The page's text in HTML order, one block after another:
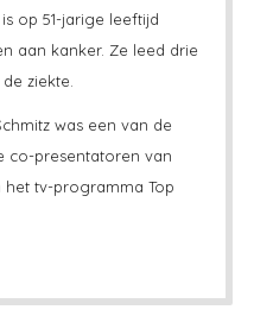
op 51-jarige leeftijd
aan kanker. Ze leed drie
ziekte.
was een van de
co-presentatoren van
het tv-programma Top